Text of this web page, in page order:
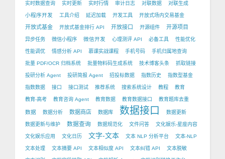
实时数据查询 实时更新 实时行情 审计日志 对联数据 对联生成
小程序开发 工具介绍 延迟加载 开发工具 开放式场内交易基金
开放式基金 开放式基金排行 API 开放接口 开源组件 开源项目
异步任务 微信小程序 微信开发 心理测评 API 必备工具 性能优化
性能调优 情感分析 API 慕课实战课程 手机号码 手机归属地查询
批量 PDF/OCR 归档系统 批量物料码生成系统 技术博客头条 抓取链接
投研分析 Agent 投研简报 Agent 招投标数据 指数历史 指数型基金
指数数据 接口 接口测试 推荐系统 搜索系统设计 教程 教育
教育-高考 教育咨询 Agent 教育数据 教育数据接口 教育题库去重
数据 数据分析 数据商店 数据库 数据接口 数据更新
数据更新与维护 数据查询 数据规范化 文件问答 文化娱乐-星座内容
文化娱乐应用 文化日历 文字-文本 文本 NLP 分析平台 文本-NLP
文本处理 文本摘要 API 文本相似度 API 文本纠错 API 文本脱敏